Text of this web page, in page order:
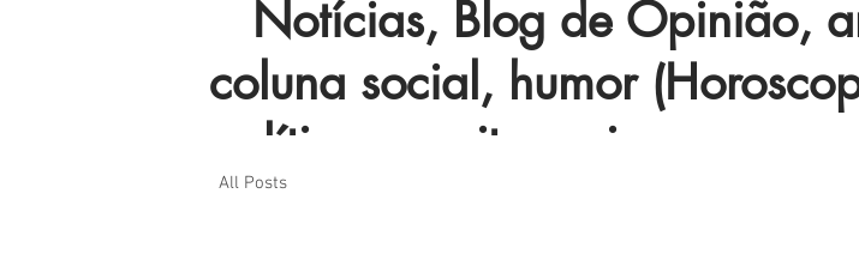
Notícias, Blog de Opinião,
coluna social, humor
política e muito mais.
All Posts